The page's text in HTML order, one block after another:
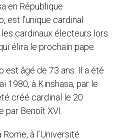
en République
est l’unique cardinal
cardinaux électeurs lors
élira le prochain pape.
est âgé de 73 ans. Il a été
1980, à Kinshasa, par le
créé cardinal le 20
par Benoît XVI.
à l’Université